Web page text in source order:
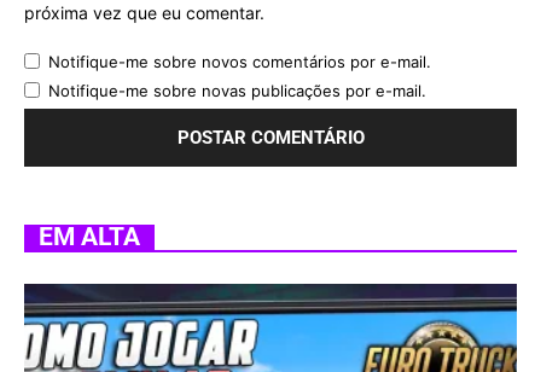
próxima vez que eu comentar.
Notifique-me sobre novos comentários por e-mail.
Notifique-me sobre novas publicações por e-mail.
EM ALTA